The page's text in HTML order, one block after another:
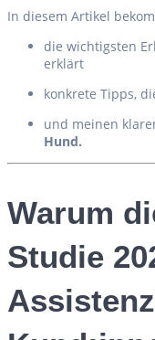
In diesem Artikel
die wichtigsten
erklärt
konkrete Tipps,
und meinen
Hund.
Warum
Studie